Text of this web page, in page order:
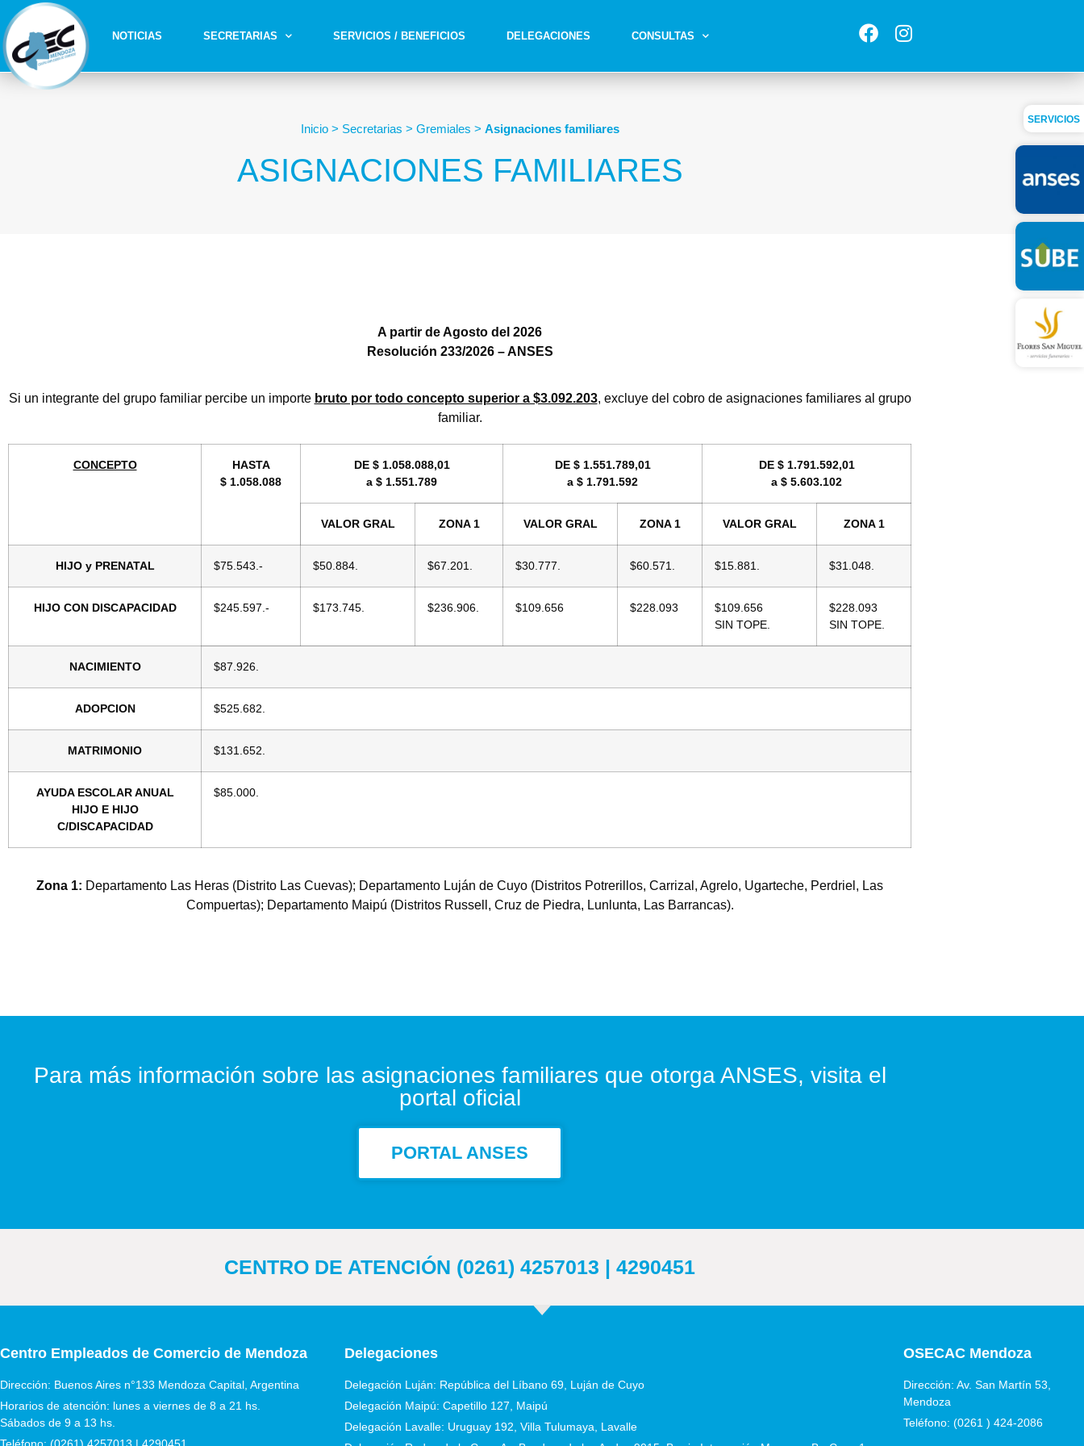
NOTICIAS SECRETARIAS SERVICIOS / BENEFICIOS DELEGACIONES CONSULTAS
Inicio> Secretarias > Gremiales > Asignaciones familiares
ASIGNACIONES FAMILIARES
A partir de Agosto del 2026
Resolución 233/2026 – ANSES
Si un integrante del grupo familiar percibe un importe bruto por todo concepto superior a $3.092.203, excluye del cobro de asignaciones familiares al grupo
familiar.
CONCEPTO
HASTA
$ 1.058.088
DE $ 1.058.088,01
a $ 1.551.789
DE $ 1.551.789,01
a $ 1.791.592
DE $ 1.791.592,01
a $ 5.603.102
VALOR GRAL ZONA 1 VALOR GRAL ZONA 1 VALOR GRAL ZONA 1
HIJO y PRENATAL $75.543.- $50.884. $67.201. $30.777. $60.571. $15.881. $31.048.
HIJO CON DISCAPACIDAD $245.597.- $173.745. $236.906. $109.656 $228.093
$109.656
SIN TOPE.
$228.093
SIN TOPE.
NACIMIENTO $87.926.
ADOPCION $525.682.
MATRIMONIO $131.652.
AYUDA ESCOLAR ANUAL
HIJO E HIJO
C/DISCAPACIDAD
$85.000.
Zona 1: Departamento Las Heras (Distrito Las Cuevas); Departamento Luján de Cuyo (Distritos Potrerillos, Carrizal, Agrelo, Ugarteche, Perdriel, Las
Compuertas); Departamento Maipú (Distritos Russell, Cruz de Piedra, Lunlunta, Las Barrancas).
Para más información sobre las asignaciones familiares que otorga ANSES, visita el
portal oficial
PORTAL ANSES
CENTRO DE ATENCIÓN (0261) 4257013 | 4290451
Centro Empleados de Comercio de Mendoza
Dirección: Buenos Aires n°133 Mendoza Capital, Argentina
Horarios de atención: lunes a viernes de 8 a 21 hs.
Sábados de 9 a 13 hs.
Teléfono: (0261) 4257013 | 4290451
Delegaciones
Delegación Luján: República del Líbano 69, Luján de Cuyo
Delegación Maipú: Capetillo 127, Maipú
Delegación Lavalle: Uruguay 192, Villa Tulumaya, Lavalle
OSECAC Mendoza
Dirección: Av. San Martín 53,
Mendoza
Teléfono: (0261 ) 424-2086
SERVICIOS